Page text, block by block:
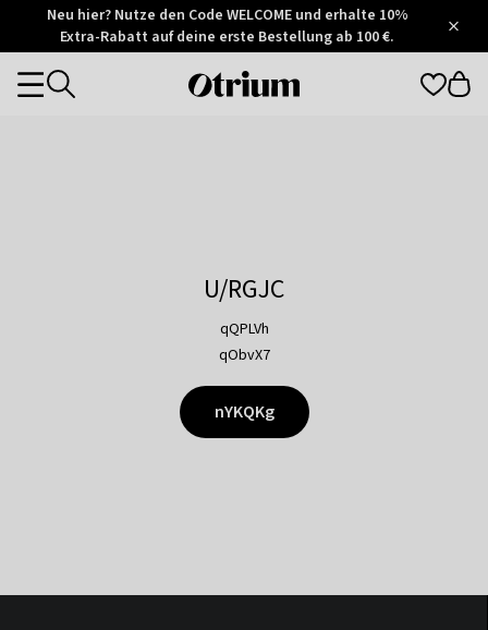
Otrium
Trustpilot
Neu hier? Nutze den Code WELCOME und erhalte 10%
Extra-Rabatt auf deine erste Bestellung ab 100 €.
Otrium
Categories
U/RGJC
qQPLVh
qObvX7
nYKQKg